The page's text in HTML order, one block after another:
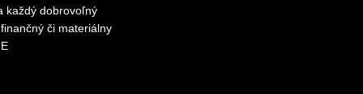
každý dobrovoľný
či materiálny